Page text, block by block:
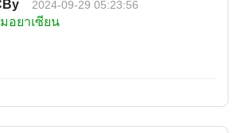
2024-09-29 05:23:56
อยาเซียน